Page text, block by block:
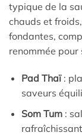
typique de la
chauds et
fondantes,
renommée
Pad Thaï:
saveurs
Som Tum: